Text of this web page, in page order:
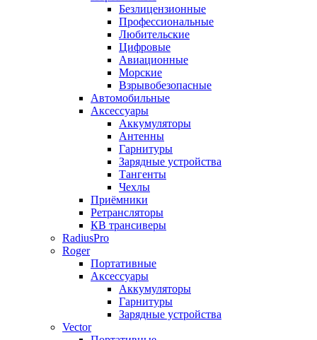
Безлицензионные
Профессиональные
Любительские
Цифровые
Авиационные
Морские
Взрывобезопасные
Автомобильные
Аксессуары
Аккумуляторы
Антенны
Гарнитуры
Зарядные устройства
Тангенты
Чехлы
Приёмники
Ретрансляторы
КВ трансиверы
RadiusPro
Roger
Портативные
Аксессуары
Аккумуляторы
Гарнитуры
Зарядные устройства
Vector